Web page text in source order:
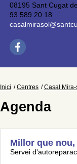
08195 Sant Cugat
93 589 20 18
Inici Centres Casal Mira-
Agenda
Millor que
Servei